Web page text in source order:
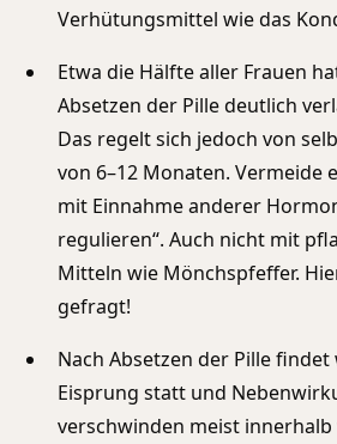
Verhütungsmittel wie das
Etwa die Hälfte aller Frauen
Absetzen der Pille deutlich
Das regelt sich jedoch von
von 6–12 Monaten. Vermeide
mit Einnahme anderer
regulieren“. Auch nicht mit
Mitteln wie Mönchspfeffer.
gefragt!
Nach Absetzen der Pille findet
Eisprung statt und
verschwinden meist